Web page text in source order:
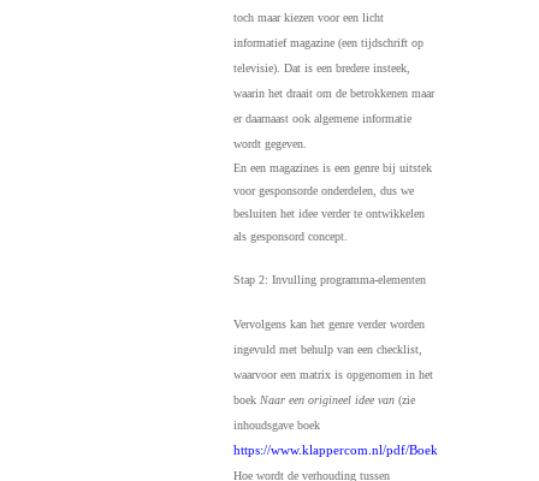
toch maar kiezen voor een licht
informatief magazine (een tijdschrift op
televisie). Dat is een bredere insteek,
waarin het draait om de betrokkenen maar
er daarnaast ook algemene informatie
wordt gegeven.
En een magazines is een genre bij uitstek
voor gesponsorde onderdelen, dus we
besluiten het idee verder te ontwikkelen
als gesponsord concept.
Stap 2: Invulling programma-elementen
Vervolgens kan het genre verder worden
ingevuld met behulp van een checklist,
waarvoor een matrix is opgenomen in het
boek Naar een origineel idee van (zie
inhoudsgave boek
https://www.klappercom.nl/pdf/
Hoe wordt de verhouding tussen